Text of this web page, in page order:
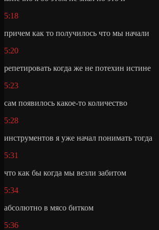
5:18
причем как то получилось что мы начали
5:20
репетировать когда же не потехин истине
5:23
сам появилось какое-то количество
5:28
инструментов я уже начал понимать тогда
5:31
что как бы когда мы везли забитом
5:34
абсолютно в мясо битком
5:36